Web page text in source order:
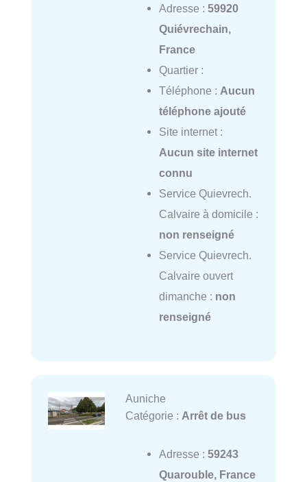
Adresse : 59920
Quiévrechain,
France
Quartier :
Téléphone : Aucun
téléphone ajouté
Site internet :
Aucun site internet
connu
Service Quievrech.
Calvaire à domicile :
non renseigné
Service Quievrech.
Calvaire ouvert
dimanche : non
renseigné
Auniche
Catégorie : Arrêt de bus
Adresse : 59243
Quarouble, France